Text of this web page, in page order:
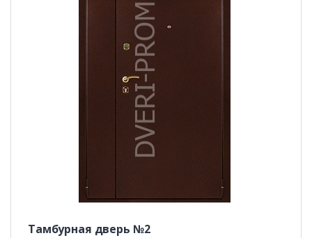
Тамбурная дверь №2